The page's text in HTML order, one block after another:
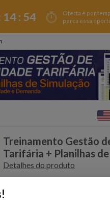
14: 54
Oferta é por
perca essa
Treinamento Gestão
Tarifária + Planilhas
Detalhes do produto